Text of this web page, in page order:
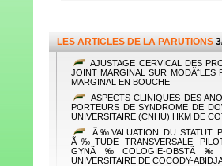
LES ARTICLES DE LA PARUTIONS
AJUSTAGE CERVICAL DES
JOINT MARGINAL SUR
MARGINAL EN BOUCHE
ASPECTS CLINIQUES DES
PORTEURS DE SYNDROME DE
UNIVERSITAIRE (CNHU) HKM DE
Ã‰VALUATION DU STATUT
Ã‰TUDE TRANSVERSALE
GYNÃ‰COLOGIE-
UNIVERSITAIRE DE COCODY-